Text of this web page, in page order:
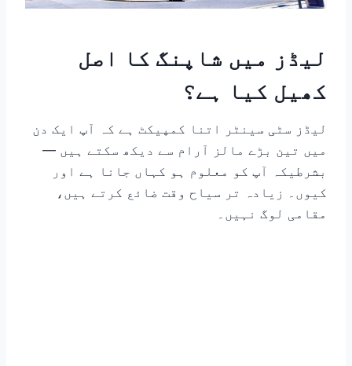
لیڈز میں شاپنگ کا اصل
کھیل کیا ہے؟
لیڈز سٹی سینٹر اتنا کمپیکٹ ہے کہ آپ ایک دن
میں تین بڑے مالز آرام سے دیکھ سکتے ہیں —
بشرطیکہ آپ کو معلوم ہو کہاں جانا ہے اور
کیوں۔ زیادہ تر سیاح وقت ضائع کرتے ہیں،
مقامی لوگ نہیں۔